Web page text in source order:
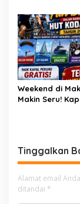
Hutan, Jaga
Weekend di
Makin Seru!
Tinggalkan
Alamat email
ditandai *